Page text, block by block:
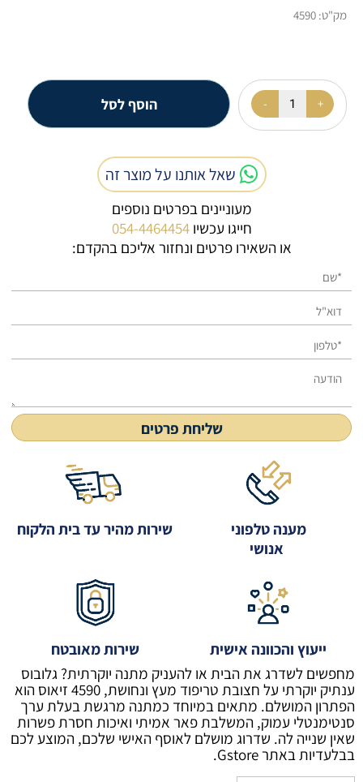
מק"ט: 4590
הוסף לסל
שאל אותנו על מוצר זה
מעוניינים בפרטים נוספים
חייגו עכשיו054-4464454
או השאירו פרטים ונחזור אליכם בהקדם:
מענה טלפוני
אנושי
שירות מהיר עד בית הלקוח
ייעוץ והכוונה אישית
שירות מאובטח
מחפשים לשדרג את הבית או להעניק מתנה יוקרתית? גלובוס
ענתיק יוקרתי על חצובת טריפוד מעץ ונחושת, 4590 זיאוס הוא
הפתרון המושלם. מתאים במיוחד כמתנה מרגשת בעלת ערך
סנטימנטלי עמוק, המשלבת פאר אמיתי ואיכות חסרת פשרות
שאין שנייה לה. שדרוג מושלם לאוסף האישי שלכם, המוצע לכם
בבלעדיות באתר Gstore.